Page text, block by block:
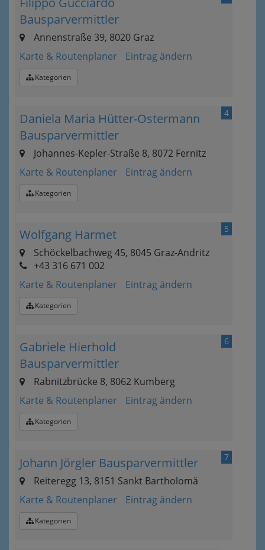
Bausparvermittler
Annenstraße 39, 8020 Graz
Karte & Routenplaner
Eintrag ändern
Kategorien
4
Daniela Maria Hütter-Ostermann
Bausparvermittler
Johannes-Kepler-Straße 8, 8072 Fernitz
Karte & Routenplaner
Eintrag ändern
Kategorien
5
Wolfgang Harmet
Schöckelbachweg 45, 8045 Graz-Andritz
+43 316 671 002
Karte & Routenplaner
Eintrag ändern
Kategorien
6
Gabriele Hierhold
Bausparvermittler
Rabnitzbrücke 8, 8062 Kumberg
Karte & Routenplaner
Eintrag ändern
Kategorien
7
Johann Jörgler Bausparvermittler
Reiteregg 13, 8151 Sankt Bartholomä
Karte & Routenplaner
Eintrag ändern
Kategorien